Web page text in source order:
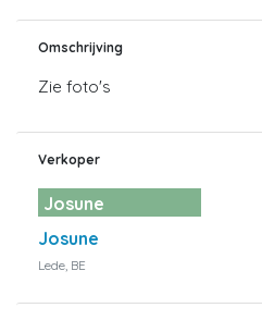
Omschrijving
Zie foto's
Verkoper
Josune
Josune
Lede, BE